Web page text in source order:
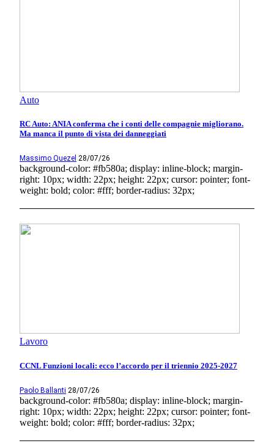
Auto
RC Auto: ANIA conferma che i conti delle compagnie migliorano.
Ma manca il punto di vista dei danneggiati
Massimo Quezel 28/07/26
background-color: #fb580a; display: inline-block; margin-
right: 10px; width: 22px; height: 22px; cursor: pointer; font-
weight: bold; color: #fff; border-radius: 32px;
Lavoro
CCNL Funzioni locali: ecco l’accordo per il triennio 2025-2027
Paolo Ballanti 28/07/26
background-color: #fb580a; display: inline-block; margin-
right: 10px; width: 22px; height: 22px; cursor: pointer; font-
weight: bold; color: #fff; border-radius: 32px;